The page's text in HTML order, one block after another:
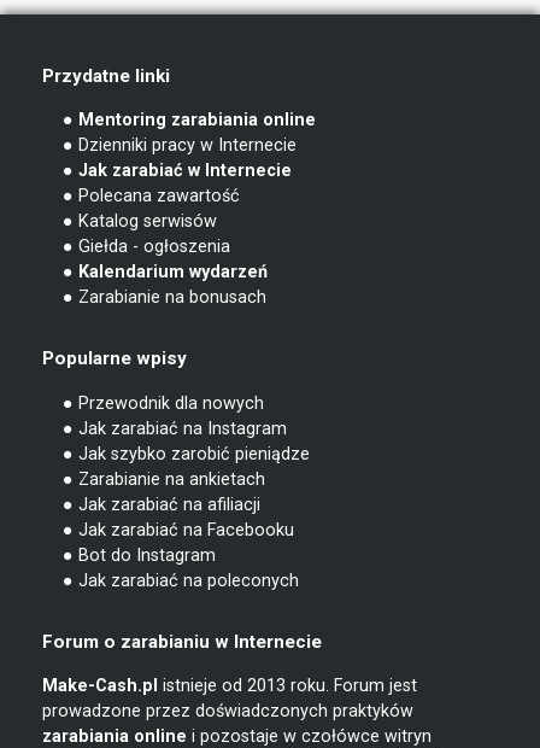
Przydatne linki
● Mentoring zarabiania online
● Dzienniki pracy w Internecie
● Jak zarabiać w Internecie
● Polecana zawartość
● Katalog serwisów
● Giełda - ogłoszenia
● Kalendarium wydarzeń
● Zarabianie na bonusach
Popularne wpisy
● Przewodnik dla nowych
● Jak zarabiać na Instagram
● Jak szybko zarobić pieniądze
● Zarabianie na ankietach
● Jak zarabiać na afiliacji
● Jak zarabiać na Facebooku
● Bot do Instagram
● Jak zarabiać na poleconych
Forum o zarabianiu w Internecie
Make-Cash.pl istnieje od 2013 roku. Forum jest
prowadzone przez doświadczonych praktyków
zarabiania online i pozostaje w czołówce witryn